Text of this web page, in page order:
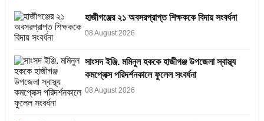
হাজীগঞ্জের ২১ অবসরপ্রাপ্ত শিক্ষককে বিদায় সংবর্ধনা
08 August 2026
সাংসদ ইঞ্জি. মমিনুল হককে হাজীগঞ্জ উপজেলা স্বাস্থ্য
কমপ্লেক্স পরিদর্শনকালে ফুলেল সংবর্ধনা
08 August 2026